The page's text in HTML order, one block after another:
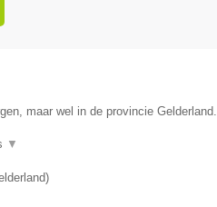
maar wel in de provincie Gelderland.
▼
)